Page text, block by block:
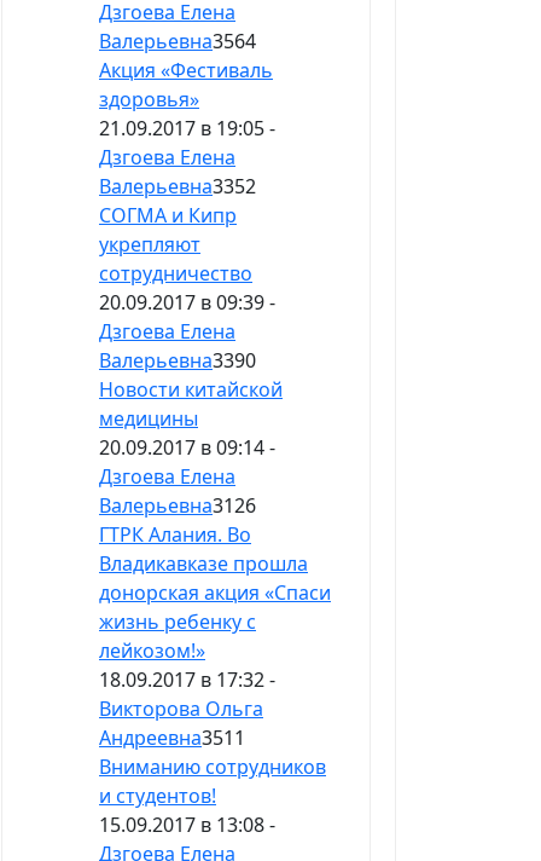
Дзгоева Елена
Валерьевна3564
Акция «Фестиваль
здоровья»
21.09.2017 в 19:05 -
Дзгоева Елена
Валерьевна3352
СОГМА и Кипр
укрепляют
сотрудничество
20.09.2017 в 09:39 -
Дзгоева Елена
Валерьевна3390
Новости китайской
медицины
20.09.2017 в 09:14 -
Дзгоева Елена
Валерьевна3126
ГТРК Алания. Во
Владикавказе прошла
донорская акция «Спаси
жизнь ребенку с
лейкозом!»
18.09.2017 в 17:32 -
Викторова Ольга
Андреевна3511
Вниманию сотрудников
и студентов!
15.09.2017 в 13:08 -
Дзгоева Елена